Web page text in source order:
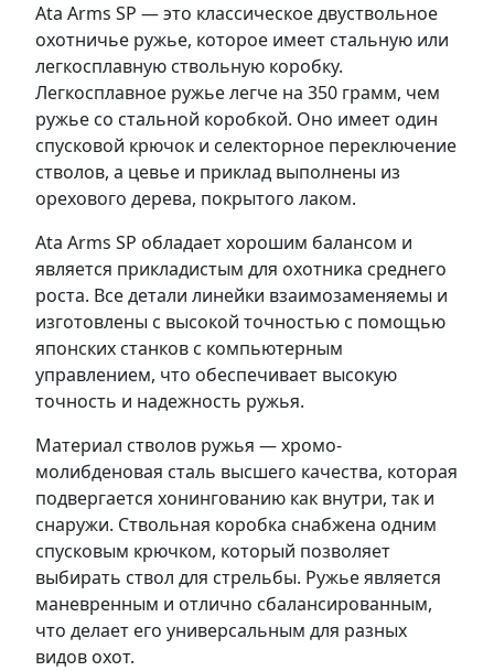
Ata Arms SP — это классическое двуствольное
охотничье ружье, которое имеет стальную или
легкосплавную ствольную коробку.
Легкосплавное ружье легче на 350 грамм, чем
ружье со стальной коробкой. Оно имеет один
спусковой крючок и селекторное переключение
стволов, а цевье и приклад выполнены из
орехового дерева, покрытого лаком.
Ata Arms SP обладает хорошим балансом и
является прикладистым для охотника среднего
роста. Все детали линейки взаимозаменяемы и
изготовлены с высокой точностью с помощью
японских станков с компьютерным
управлением, что обеспечивает высокую
точность и надежность ружья.
Материал стволов ружья — хромо-
молибденовая сталь высшего качества, которая
подвергается хонингованию как внутри, так и
снаружи. Ствольная коробка снабжена одним
спусковым крючком, который позволяет
выбирать ствол для стрельбы. Ружье является
маневренным и отлично сбалансированным,
что делает его универсальным для разных
видов охот.